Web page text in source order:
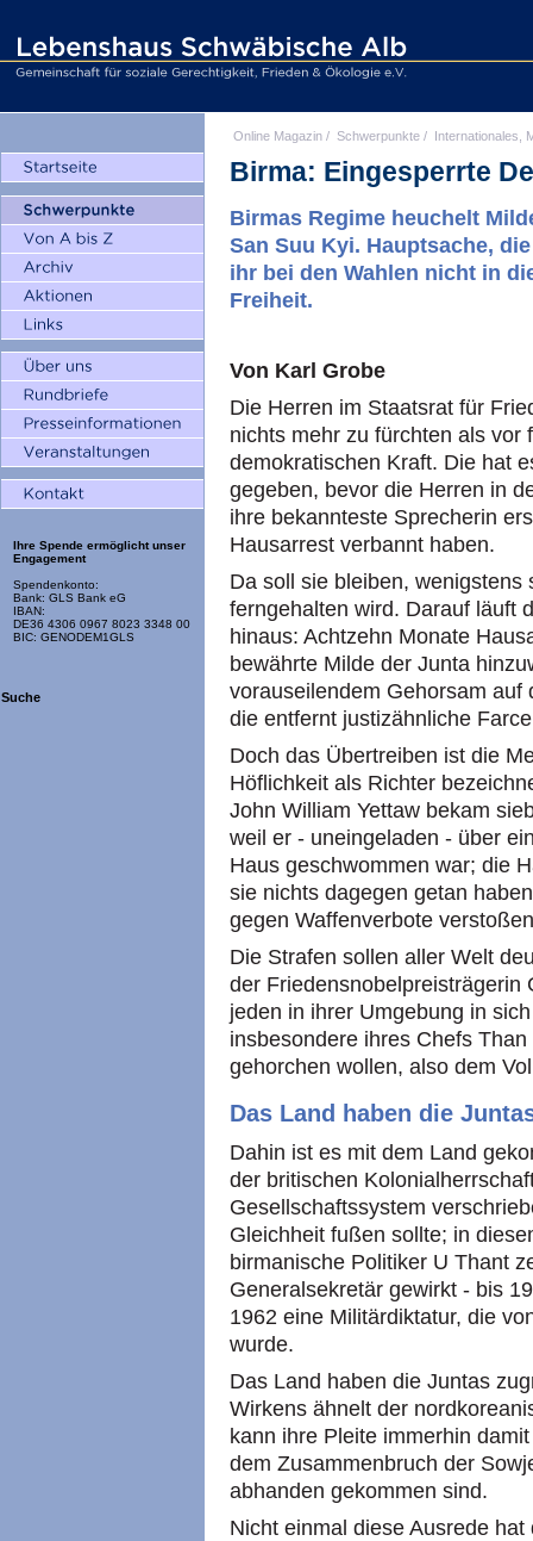
Ihre Spende ermöglicht unser
Engagement
Spendenkonto:
Bank: GLS Bank eG
IBAN:
DE36 4306 0967 8023 3348 00
BIC: GENODEM1GLS
Suche
Online Magazin / Schwerpunkte / Internationales,
Birma: Eingesperrte
Birmas Regime heuchelt
San Suu Kyi. Hauptsache,
ihr bei den Wahlen nicht in
Freiheit.
Von Karl Grobe
Die Herren im Staatsrat für
nichts mehr zu fürchten als vor
demokratischen Kraft. Die hat
gegeben, bevor die Herren in
ihre bekannteste Sprecherin
Hausarrest verbannt haben.
Da soll sie bleiben,
ferngehalten wird. Darauf läuft
hinaus: Achtzehn Monate
bewährte Milde der Junta
vorauseilendem Gehorsam
die entfernt justizähnliche
Doch das Übertreiben ist die
Höflichkeit als Richter
John William Yettaw bekam
weil er - uneingeladen - über
Haus geschwommen war; die
sie nichts dagegen getan
gegen Waffenverbote
Die Strafen sollen aller Welt
der Friedensnobelpreisträgerin
jeden in ihrer Umgebung in
insbesondere ihres Chefs
gehorchen wollen, also dem
Das Land haben die
Dahin ist es mit dem Land
der britischen
Gesellschaftssystem
Gleichheit fußen sollte; in
birmanische Politiker U Thant
Generalsekretär gewirkt - bis
1962 eine Militärdiktatur, die
wurde.
Das Land haben die Juntas
Wirkens ähnelt der
kann ihre Pleite immerhin
dem Zusammenbruch der
abhanden gekommen sind.
Nicht einmal diese Ausrede